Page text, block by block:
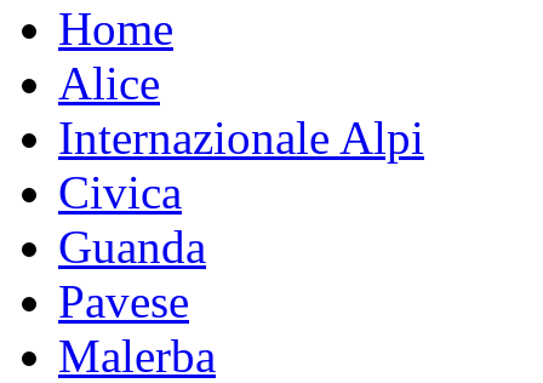
Home
Alice
Internazionale Alpi
Civica
Guanda
Pavese
Malerba